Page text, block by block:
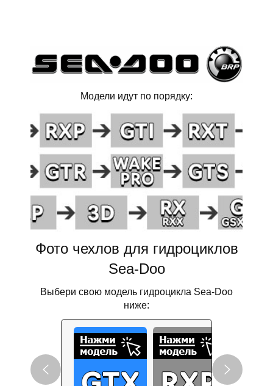
Модели идут по порядку:
Фото чехлов для гидроциклов
Sea-Doo
Выбери свою модель гидроцикла Sea-Doo
ниже: